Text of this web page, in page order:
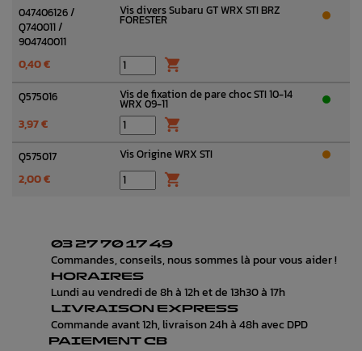
047406126 /
Q740011 /
904740011
Vis divers Subaru GT WRX STI BRZ
FORESTER
0,40 € 
Q575016 Vis de fixation de pare choc STI 10-14
WRX 09-11
3,97 € 
Q575017 Vis Origine WRX STI
2,00 € 
03 27 70 17 49
Commandes, conseils, nous sommes là pour vous aider !
HORAIRES
Lundi au vendredi de 8h à 12h et de 13h30 à 17h
LIVRAISON EXPRESS
Commande avant 12h, livraison 24h à 48h avec DPD
PAIEMENT CB